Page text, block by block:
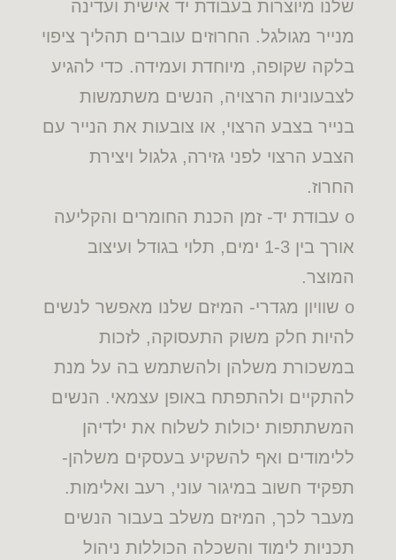
שלנו מיוצרות בעבודת יד אישית ועדינה
מנייר מגולגל. החרוזים עוברים תהליך ציפוי
בלקה שקופה, מיוחדת ועמידה. כדי להגיע
לצבעוניות הרצויה, הנשים משתמשות
בנייר בצבע הרצוי, או צובעות את הנייר עם
הצבע הרצוי לפני גזירה, גלגול ויצירת
החרוז.
o עבודת יד- זמן הכנת החומרים והקליעה
אורך בין 1-3 ימים, תלוי בגודל ועיצוב
המוצר.
o שוויון מגדרי- המיזם שלנו מאפשר לנשים
להיות חלק משוק התעסוקה, לזכות
במשכורת משלהן ולהשתמש בה על מנת
להתקיים ולהתפתח באופן עצמאי. הנשים
המשתתפות יכולות לשלוח את ילדיהן
ללימודים ואף להשקיע בעסקים משלהן-
תפקיד חשוב במיגור עוני, רעב ואלימות.
מעבר לכך, המיזם משלב בעבור הנשים
תכניות לימוד והשכלה הכוללות ניהול